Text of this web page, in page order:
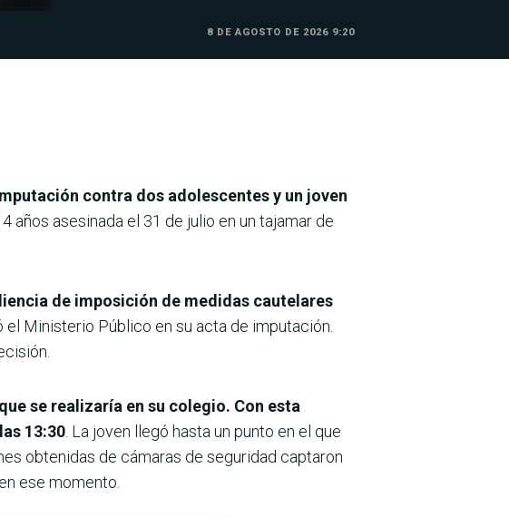
8 DE AGOSTO DE 2026 9:20
contra dos adolescentes y un joven
años asesinada el 31 de julio en un tajamar de
de imposición de medidas cautelares
Ministerio Público en su acta de imputación.
se realizaría en su colegio. Con esta
13:30 . La joven llegó hasta un punto en el que
obtenidas de cámaras de seguridad captaron
ese momento.